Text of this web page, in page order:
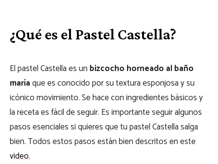
¿Qué es el Pastel Castella?
El pastel Castella es un bizcocho horneado al baño
maríaque es conocido por su textura esponjosa y su
icónico movimiento. Se hace con ingredientes básicos y
la receta es fácil de seguir. Es importante seguir algunos
pasos esenciales si quieres que tu pastel Castella salga
bien. Todos estos pasos están bien descritos en este
video.